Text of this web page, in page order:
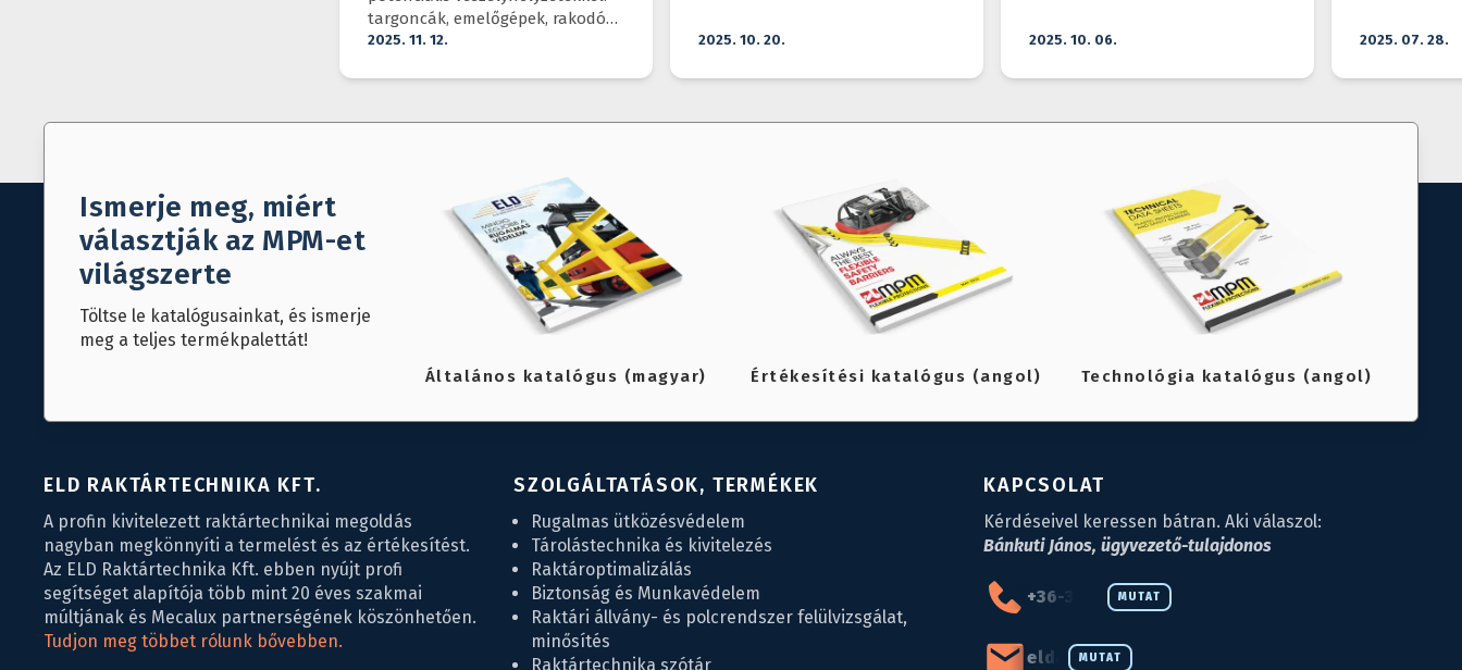
targoncák, emelőgépek, rakodó
járművek és gyalogos
2025. 11. 12. 2025. 10. 20.
hibalehetőségeket és gyorsítják a
2025. 10. 06. 2025. 07. 28.
Ismerje meg, miért
választják az MPM-et
világszerte
Töltse le katalógusainkat, és ismerje
meg a teljes termékpalettát!
Általános katalógus (magyar) Értékesítési katalógus (angol) Technológia katalógus (angol)
ELD RAKTÁRTECHNIKA KFT.
A profin kivitelezett raktártechnikai megoldás
nagyban megkönnyíti a termelést és az értékesítést.
Az ELD Raktártechnika Kft. ebben nyújt profi
segítséget alapítója több mint 20 éves szakmai
múltjának és Mecalux partnerségének köszönhetően.
Tudjon meg többet rólunk bővebben.
SZOLGÁLTATÁSOK, TERMÉKEK
Rugalmas ütközésvédelem
Tárolástechnika és kivitelezés
Raktároptimalizálás
Biztonság és Munkavédelem
Raktári állvány- és polcrendszer felülvizsgálat,
minősítés
Raktártechnika szótár
KAPCSOLAT
Kérdéseivel keressen bátran. Aki válaszol:
Bánkuti János, ügyvezető-tulajdonos
MUTAT
+36-34-590-027
MUTAT
eld@eld.hu